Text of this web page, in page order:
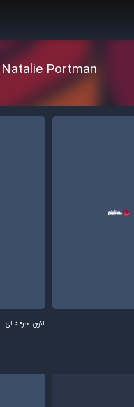
Natalie Portman
لئون: حرفه اي